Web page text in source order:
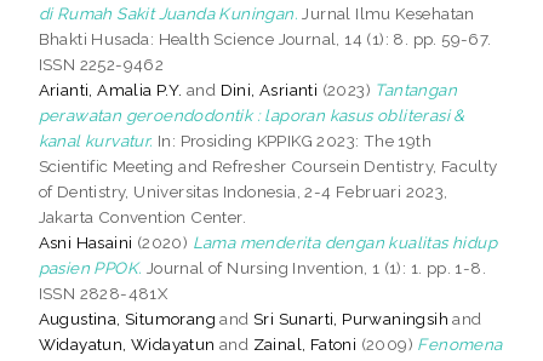
di Rumah Sakit Juanda Kuningan. Jurnal Ilmu Kesehatan
Bhakti Husada: Health Science Journal, 14 (1): 8. pp. 59-67.
ISSN 2252-9462
Arianti, Amalia P.Y. and Dini, Asrianti (2023) Tantangan
perawatan geroendodontik : laporan kasus obliterasi &
kanal kurvatur. In: Prosiding KPPIKG 2023: The 19th
Scientific Meeting and Refresher Coursein Dentistry, Faculty
of Dentistry, Universitas Indonesia, 2-4 Februari 2023,
Jakarta Convention Center.
Asni Hasaini (2020) Lama menderita dengan kualitas hidup
pasien PPOK. Journal of Nursing Invention, 1 (1): 1. pp. 1-8.
ISSN 2828-481X
Augustina, Situmorang andSri Sunarti, Purwaningsih and
Widayatun, Widayatun and Zainal, Fatoni (2009) Fenomena